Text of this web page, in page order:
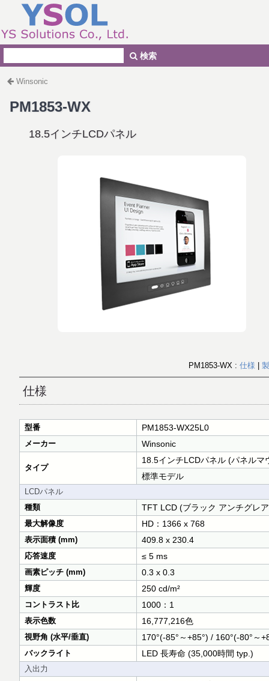
Winsonic
PM1853-WX
18.5インチLCDパネル
PM1853-WX : 仕様
仕様
型番 PM1853-WX25L0
メーカー Winsonic
タイプ
18.5インチLCDパネル (パネルマ
標準モデル
LCDパネル
種類
TFT LCD (ブラック アンチグレ
最大解像度 HD：1366 x 768
表示面積 (mm) 409.8 x 230.4
応答速度 ≤ 5 ms
画素ピッチ (mm) 0.3 x 0.3
輝度 250 cd/m²
コントラスト比 1000：1
表示色数 16,777,216色
視野角 (水平/垂直) 170°(-85°～+85°) / 160°(-80°～
バックライト LED 長寿命 (35,000時間 typ.)
入出力
検索